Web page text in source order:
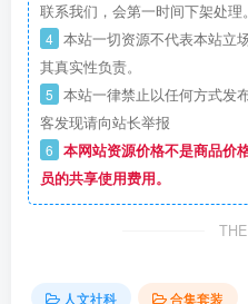
联系我们，会第一时间下架处理。
4 本站一切资源不代表本站立
其真实性负责。
5 本站一律禁止以任何方式发
客发现请向站长举报
6 本网站资源价格不是商品价
员的共享使用费用。
人文社科 合集套装